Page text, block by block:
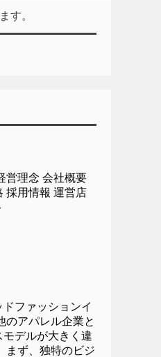
す。
営理念 会社概要
採用情報 運営店
ドファッションイ
のアパレル企業と
モデルが大きく違
まず、独特のビジ